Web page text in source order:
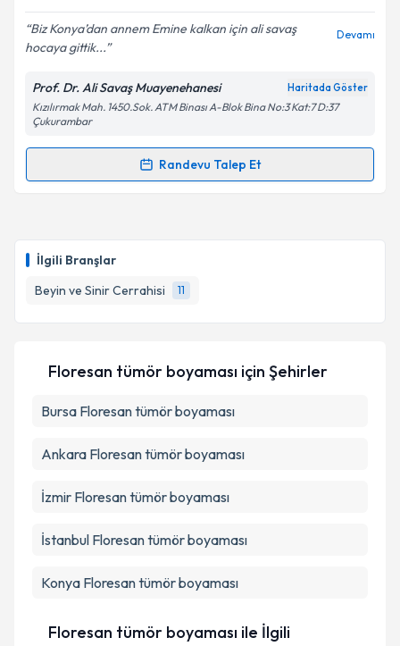
İlgili Branşlar
Beyin ve Sinir Cerrahisi
11
Kişisel verilerimin işlenmesine ilişkin
Aydınlatma
Metni'ni okudum ve kişisel verilerimin belirtilen
kapsamda işlenmesini kabul ediyorum.
Takvim Talebini Gönder
Biz Konya’dan annem Emine kalkan için ali savaş
hocaya gittik...
Devamı
Prof. Dr. Ali Savaş Muayenehanesi Haritada Göster
Kızılırmak Mah. 1450.Sok. ATM Binası A-Blok Bina No:3 Kat:7 D:37
Çukurambar
Randevu Talep Et
Randevu Takvimi Talebi
takvim hazırlandığında e-posta ile bilgilendireceğiz.
Metni'ni okudum ve kişisel verilerimin belirtilen
Floresan tümör boyaması için Şehirler
Bursa Floresan tümör boyaması
Ankara Floresan tümör boyaması
İzmir Floresan tümör boyaması
İstanbul Floresan tümör boyaması
Konya Floresan tümör boyaması
Floresan tümör boyaması ile İlgili